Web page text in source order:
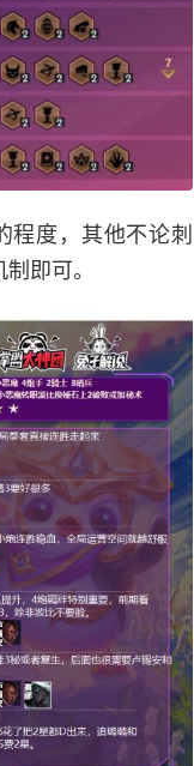
程度，其他不论刺
即可。